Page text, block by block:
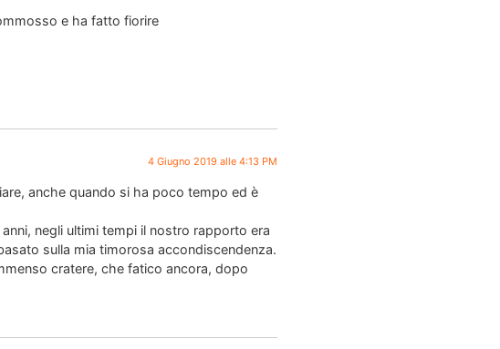
e ha fatto fiorire
4 Giugno 2019 alle 4:13 PM
anche quando si ha poco tempo ed è
negli ultimi tempi il nostro rapporto era
sulla mia timorosa accondiscendenza.
cratere, che fatico ancora, dopo